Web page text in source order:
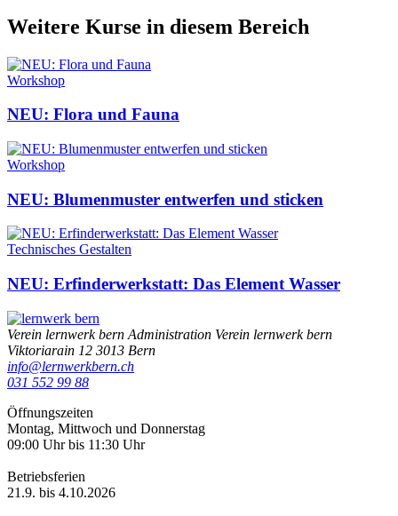
Weitere Kurse in diesem Bereich
Workshop
NEU: Flora und Fauna
Workshop
NEU: Blumenmuster entwerfen und sticken
Technisches Gestalten
NEU: Erfinderwerkstatt: Das Element Wasser
Verein lernwerk bern Administration Verein lernwerk bern
Viktoriarain 12 3013 Bern
info@lernwerkbern.ch
031 552 99 88
Öffnungszeiten
Montag, Mittwoch und Donnerstag
09:00 Uhr bis 11:30 Uhr
Betriebsferien
21.9. bis 4.10.2026